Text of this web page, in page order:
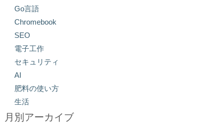
Go言語
Chromebook
SEO
電子工作
セキュリティ
AI
肥料の使い方
生活
月別アーカイブ